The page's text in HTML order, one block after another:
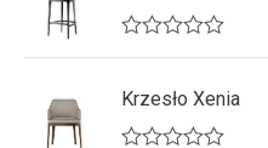
i
o
n
0
a
O
e
n
i
Krzesło Xenia